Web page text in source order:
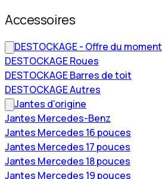
Accessoires
DESTOCKAGE - Offre du moment
DESTOCKAGE Roues
DESTOCKAGE Barres de toit
DESTOCKAGE Autres
Jantes d'origine
Jantes Mercedes-Benz
Jantes Mercedes 16 pouces
Jantes Mercedes 17 pouces
Jantes Mercedes 18 pouces
Jantes Mercedes 19 pouces